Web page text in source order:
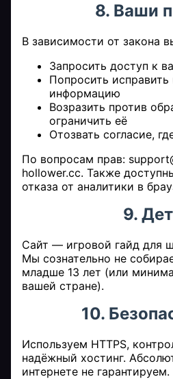
8. Ваши
В зависимости от закона
Запросить доступ к
Попросить исправить
информацию
Возразить против
ограничить её
Отозвать согласие,
По вопросам прав:
hollower.cc. Также
отказа от аналитики в
9.
Сайт — игровой гайд для
Мы сознательно не
младше 13 лет (или
вашей стране).
10.
Используем HTTPS,
надёжный хостинг.
интернете не гарантируем.